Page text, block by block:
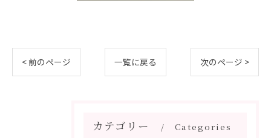
< 前のページ 一覧に戻る 次のページ >
カテゴリー Categories